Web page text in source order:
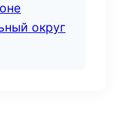
округ